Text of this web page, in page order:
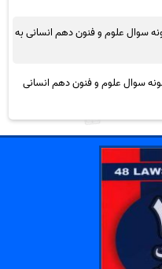
سوال علوم و فنون دهم انسانی به
سوال علوم و فنون دهم انسانی